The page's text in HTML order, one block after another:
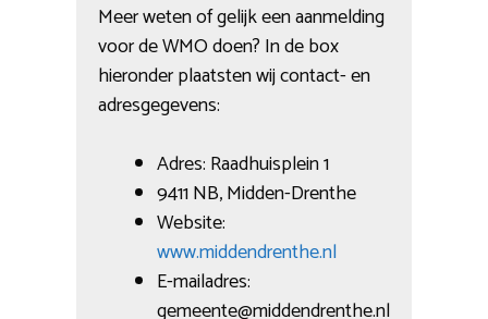
Meer weten of gelijk een aanmelding
voor de WMO doen? In de box
hieronder plaatsten wij contact- en
adresgegevens:
Adres: Raadhuisplein 1
9411 NB, Midden-Drenthe
Website:
www.middendrenthe.nl
E-mailadres:
gemeente@middendrenthe.nl